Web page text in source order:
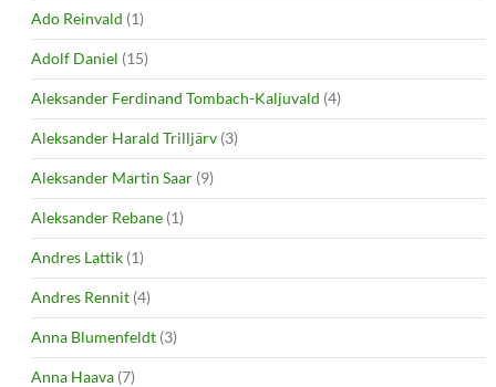
Ado Reinvald (1)
Adolf Daniel (15)
Aleksander Ferdinand Tombach-Kaljuvald (4)
Aleksander Harald Trilljärv (3)
Aleksander Martin Saar (9)
Aleksander Rebane (1)
Andres Lattik (1)
Andres Rennit (4)
Anna Blumenfeldt (3)
Anna Haava (7)